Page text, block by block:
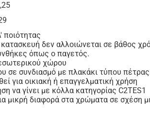
ποιότητας
δεν αλλοιώνεται σε βάθος
όπως ο παγετός.
χώρου
σε συνδιασμό με πλακάκι τύπου
για οικιακή ή επαγγελματική χρήση
να γίνει με κόλλα κατηγορίας C2TES1
μικρή διαφορά στα χρώματα σε σχέση